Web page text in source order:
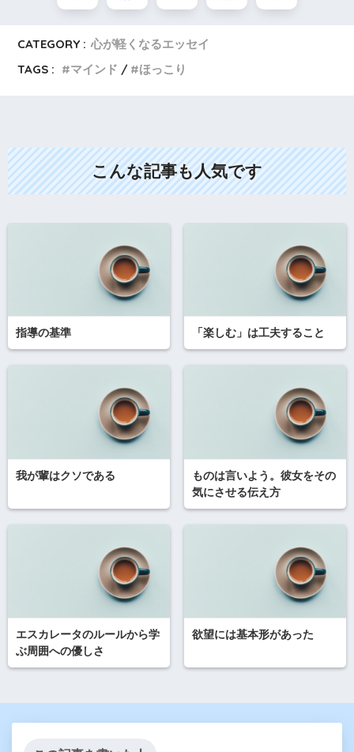
CATEGORY : 心が軽くなるエッセイ
TAGS :
マインド ほっこり
こんな記事も人気です
指導の基準 「楽しむ」は工夫すること
我が輩はクソである
ものは言いよう。彼女をその
気にさせる伝え方
エスカレータのルールから学
ぶ周囲への優しさ
欲望には基本形があった